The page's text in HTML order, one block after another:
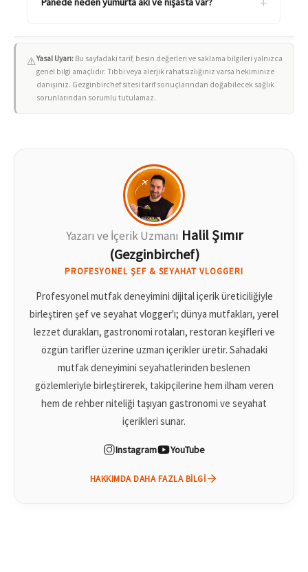
⚠️Yasal Uyarı: Bu sayfadaki tarif, besin değerleri ve saklama bilgileri yalnızca
genel bilgi amaçlıdır. Tıbbi veya alerjik rahatsızlığınız varsa hekiminize
danışınız. Gezginbirchef sitesi tarif sonuçlarından doğabilecek sağlık
sorunlarından sorumlu tutulamaz.
Yazarı ve İçerik Uzmanı Halil Şımır
(Gezginbirchef)
PROFESYONEL ŞEF & SEYAHAT VLOGGERI
Profesyonel mutfak deneyimini dijital içerik üreticiliğiyle
birleştiren şef ve seyahat vlogger'ı; dünya mutfakları, yerel
lezzet durakları, gastronomi rotaları, restoran keşifleri ve
özgün tarifler üzerine uzman içerikler üretir. Sahadaki
mutfak deneyimini seyahatlerinden beslenen
gözlemleriyle birleştirerek, takipçilerine hem ilham veren
hem de rehber niteliği taşıyan gastronomi ve seyahat
içerikleri sunar.
Instagram YouTube
HAKKIMDA DAHA FAZLA BILGI